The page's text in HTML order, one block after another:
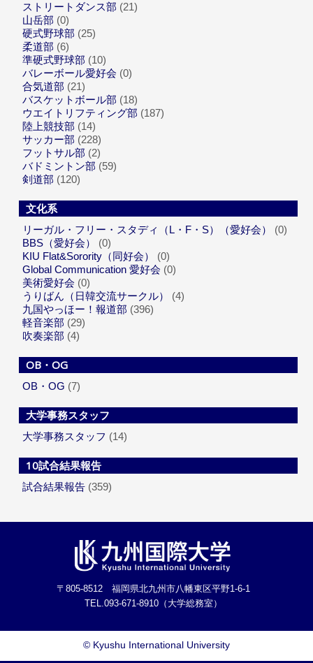
ストリートダンス部 (21)
山岳部 (0)
硬式野球部 (25)
柔道部 (6)
準硬式野球部 (10)
バレーボール愛好会 (0)
合気道部 (21)
バスケットボール部 (18)
ウエイトリフティング部 (187)
陸上競技部 (14)
サッカー部 (228)
フットサル部 (2)
バドミントン部 (59)
剣道部 (120)
文化系
リーガル・フリー・スタディ（L・F・S）（愛好会）
(0)
BBS（愛好会）
(0)
KIU Flat&Sorority（同好会）
(0)
Global Communication 愛好会 (0)
美術愛好会 (0)
うりばん（日韓交流サークル）
(4)
九国やっほー！報道部 (396)
軽音楽部 (29)
吹奏楽部 (4)
OB・OG
OB・OG (7)
大学事務スタッフ
大学事務スタッフ (14)
10試合結果報告
試合結果報告 (359)
〒805-8512 福岡県北九州市八幡東区平野1-6-1
TEL.093-671-8910（大学総務室）
© Kyushu International University